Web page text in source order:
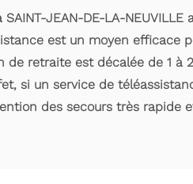
JEAN-DE-LA-
est un moyen efficace
de retraite est décalée de 1 à
si un service de
des secours très rapide